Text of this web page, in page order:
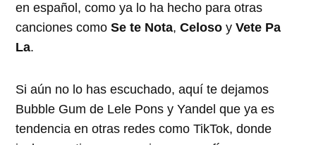
en español, como ya lo ha hecho para otras
canciones comoSe te Nota,Celoso yVete Pa
La.
Si aún no lo has escuchado, aquí te dejamos
Bubble Gum de Lele Pons y Yandel que ya es
tendencia en otras redes como TikTok, donde